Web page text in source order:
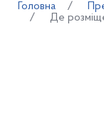
Головна
Де